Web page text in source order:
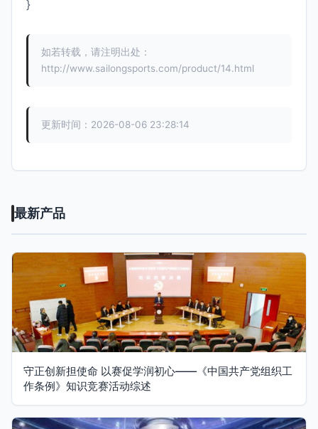
}
如若转载，请注明出处：
http://www.sailongsports.com/product/14.html
更新时间：2026-08-06 23:28:14
最新产品
守正创新担使命 以赛促学润初心——《中国共产党组织工
作条例》知识竞赛活动综述